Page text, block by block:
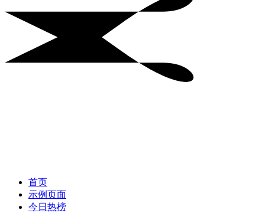
首页
示例页面
今日热榜